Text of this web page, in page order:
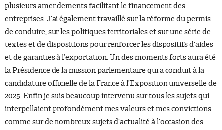
plusieurs amendements facilitant le financement des
entreprises. J’ai également travaillé sur la réforme du permis
de conduire, sur les politiques territoriales et sur une série de
textes et de dispositions pour renforcer les dispositifs d’aides
et de garanties à l’exportation. Un des moments forts aura été
la Présidence de la mission parlementaire qui a conduit à la
candidature officielle de la France à l’Exposition universelle de
2025. Enfin je suis beaucoup intervenu sur tous les sujets qui
interpellaient profondément mes valeurs et mes convictions
comme sur de nombreux sujets d’actualité à l’occasion des